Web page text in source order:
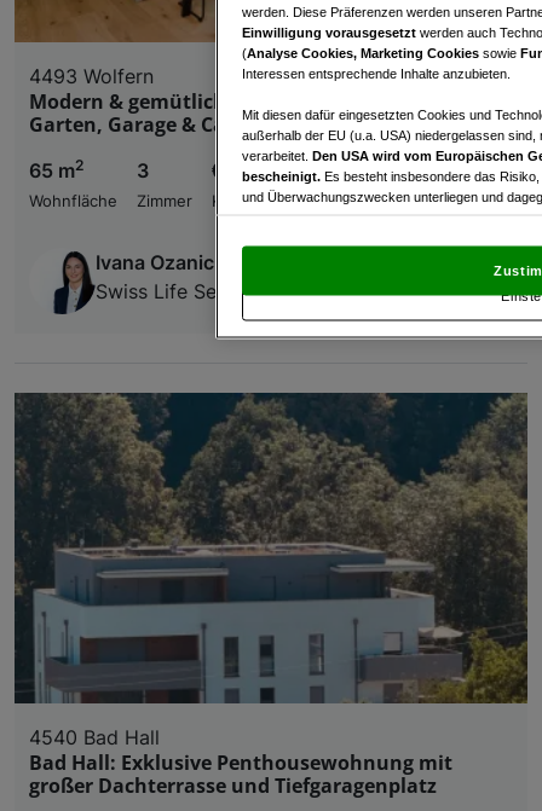
4493 Wolfern
Modern & gemütlich -- 3-Zimmer-Wohnung mit
Garten, Garage & Carport (BJ 2022)
65 m2
Wohnfläche
3
Zimmer
€ 285.000,00
Kaufpreis
Ivana Ozanic
Swiss Life Select Österreich GmbH
4540 Bad Hall
Bad Hall: Exklusive Penthousewohnung mit
großer Dachterrasse und Tiefgaragenplatz
werden. Diese Präferenzen werden unseren
Einwilligung vorausgesetzt werden auch
(Analyse Cookies, Marketing Cookies sowie
Interessen entsprechende Inhalte anzubieten.
Mit diesen dafür eingesetzten Cookies und
außerhalb der EU (u.a. USA) niedergelassen
verarbeitet. Den USA wird vom Europäischen
bescheinigt. Es besteht insbesondere das
und Überwachungszwecken unterliegen und
und Widerspruch gegen die Verarbeitung auf der
„Cookie Einstellungen“, die sich auf jeder Seite
Verwendung genauer Standortdaten.
Zugriff auf Informationen auf einem Endgerät.
und der Performance von Inhalten,
Liste der Partner (Lieferanten)